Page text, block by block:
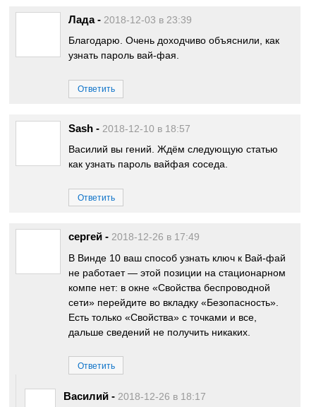
Лада - 2018-12-03 в 23:39
Благодарю. Очень доходчиво объяснили, как
узнать пароль вай-фая.
Ответить
Sash - 2018-12-10 в 18:57
Василий вы гений. Ждём следующую статью
как узнать пароль вайфая соседа.
Ответить
сергей - 2018-12-26 в 17:49
В Винде 10 ваш способ узнать ключ к Вай-фай
не работает — этой позиции на стационарном
компе нет: в окне «Свойства беспроводной
сети» перейдите во вкладку «Безопасность».
Есть только «Свойства» с точками и все,
дальше сведений не получить никаких.
Ответить
Василий - 2018-12-26 в 18:17